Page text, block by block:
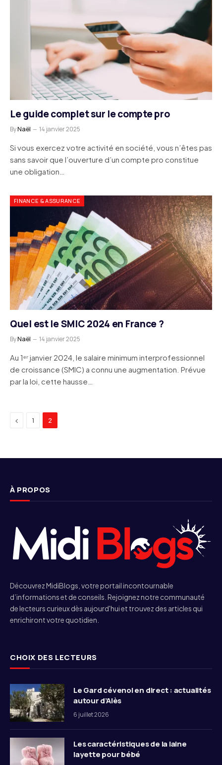
Le guide complet sur le compte pro
ByNaël 14 janvier 2025
Si vous exercez votre activité en société, vous n’êtes pas
sans savoir que l’ouverture d’un compte pro constitue
une obligation…
FINANCE & ASSURANCE
Quel est le SMIC 2024 en France ?
ByNaël 14 janvier 2025
Au 1ᵉʳ janvier 2024, le salaire minimum interprofessionnel
de croissance (SMIC) a connu une augmentation. Prévue
par la loi, cette hausse…
Previous
1 2
À PROPOS
Découvrez MidiBlogs, votre portail incontournable
d’informations et de conseils. Rejoignez notre communauté
de lecteurs curieux dès aujourd'hui et trouvez des articles qui
enrichiront votre quotidien.
CHOIX DES LECTEURS
Le Gard cévenol en direct : actualités
autour d’Alès
6 juillet 2026
Les caractéristiques de la laine
layette pour bébé